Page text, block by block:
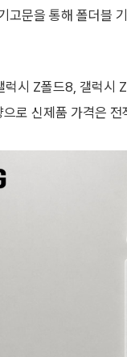
문을 통해 폴더블
시 Z폴드8, 갤럭시
로 신제품 가격은